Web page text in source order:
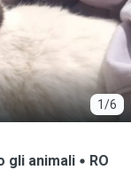
1/6
gli animali
RO